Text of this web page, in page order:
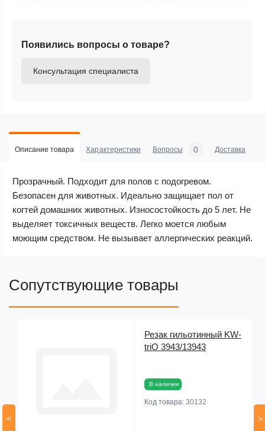
Появились вопросы о товаре?
Консультация специалиста
Описание товара Характеристики Вопросы 0 Доставка
Прозрачный. Подходит для полов с подогревом.
Безопасен для животных. Идеально защищает пол от
когтей домашних животных. Износостойкость до 5 лет. Не
выделяет токсичных веществ. Легко моется любым
моющим средством. Не вызывает аллергических реакций.
Сопутствующие товары
<
Резак гильотинный KW-
triO 3943/13943
В наличии
Код товара: 30132
>